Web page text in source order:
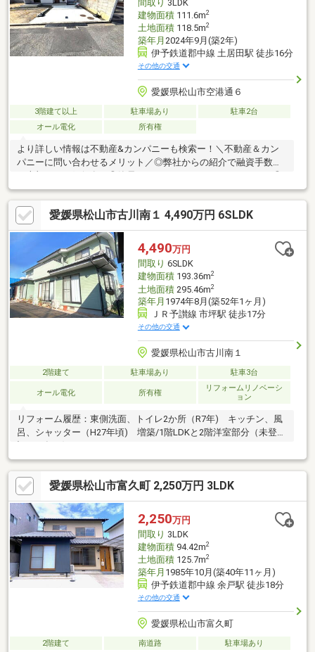
間取り 3LDK
建物面積111.6m2
土地面積118.5m2
築年月 2024年9月(築2年)
伊予鉄道郡中線 土居田駅 徒歩16分
その他の交通
愛媛県松山市空港通６
3階建て以上 駐車場あり
駐車2台
オール電化
所有権
より詳しい情報は不動産&カンパニーも検索ー！＼不動産＆カン
パニーに問い合わせるメリット／◎弊社からの紹介で融資手数料
が半額になる銀行有！◎簡易ホームインスペクションします！◎
追加工事の提案と価格に自信があります！◎金額的に最小限で済
む買い方教えます！◎他社掲載の物件も含んでご案内ツアー可
能！物件を比較できます！◎楽しい！ってよく言われます(^^)/弊
社のHPにも書ききれない情報公開しておりますので、詳しくはそ
ちらもご覧ください
愛媛県松山市古川南１ 4,490万円 6SLDK
4,490万円
間取り 6SLDK
建物面積193.36m2
土地面積295.46m2
築年月 1974年8月(築52年1ヶ月)
ＪＲ予讃線 市坪駅 徒歩17分
その他の交通
愛媛県松山市古川南１
2階建て 駐車場あり 駐車3台
オール電化 所有権
リフォームリノベーシ
ョン
リフォーム履歴：東側洗面、トイレ2か所（R7年) キッチン、風
呂、シャッター（H27年頃) 増築/1階LDKと2階洋室部分（未登
愛媛県松山市富久町 2,250万円 3LDK
2,250万円
間取り 3LDK
建物面積94.42m2
土地面積125.7m2
築年月 1985年10月(築40年11ヶ月)
伊予鉄道郡中線 余戸駅 徒歩18分
その他の交通
愛媛県松山市富久町
2階建て 南道路
駐車場あり